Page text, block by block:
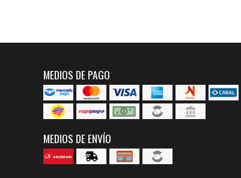
MEDIOS DE PAGO
MEDIOS DE ENVÍO